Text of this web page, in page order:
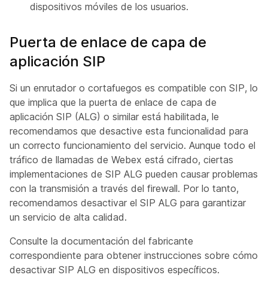
dispositivos móviles de los usuarios.
Puerta de enlace de capa de
aplicación SIP
Si un enrutador o cortafuegos es compatible con SIP, lo
que implica que la puerta de enlace de capa de
aplicación SIP (ALG) o similar está habilitada, le
recomendamos que desactive esta funcionalidad para
un correcto funcionamiento del servicio. Aunque todo el
tráfico de llamadas de Webex está cifrado, ciertas
implementaciones de SIP ALG pueden causar problemas
con la transmisión a través del firewall. Por lo tanto,
recomendamos desactivar el SIP ALG para garantizar
un servicio de alta calidad.
Consulte la documentación del fabricante
correspondiente para obtener instrucciones sobre cómo
desactivar SIP ALG en dispositivos específicos.